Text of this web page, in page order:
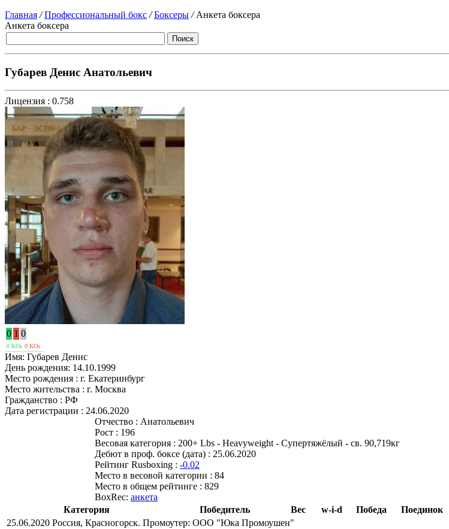
Главная / Профессиональный бокс / Боксеры /Анкета боксера
Анкета боксера
Губарев Денис Анатольевич
Лицензия : 0.758
0 1 0
0 KOs 0 KOs
Имя: Губарев Денис
День рождения: 14.10.1999
Место рождения : г. Екатеринбург
Место жительства : г. Москва
Гражданство : РФ
Дата регистрации : 24.06.2020
Отчество : Анатольевич
Рост : 196
Весовая категория : 200+ Lbs - Heavyweight - Супертяжёлый - св. 90,719кг
Дебют в проф. боксе (дата) : 25.06.2020
Рейтинг Rusboxing : -0.02
Место в весовой категории : 84
Место в общем рейтинге : 829
BoxRec: анкета
Категория
Победитель Вес w-i-d Победа Поединок
25.06.2020 Россия, Красногорск. Промоутер: ООО "Юка Промоушен"